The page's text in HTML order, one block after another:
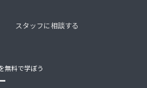
スタッフに相談する
無料で学ぼう